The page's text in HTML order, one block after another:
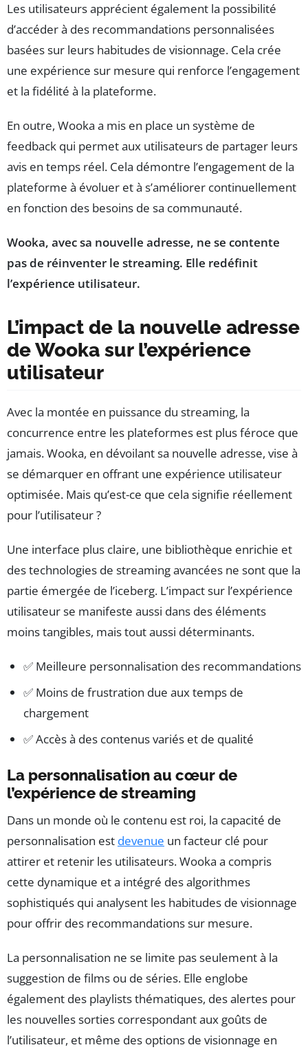
Les utilisateurs apprécient également la possibilité
d’accéder à des recommandations personnalisées
basées sur leurs habitudes de visionnage. Cela crée
une expérience sur mesure qui renforce l’engagement
et la fidélité à la plateforme.
En outre, Wooka a mis en place un système de
feedback qui permet aux utilisateurs de partager leurs
avis en temps réel. Cela démontre l’engagement de la
plateforme à évoluer et à s’améliorer continuellement
en fonction des besoins de sa communauté.
Wooka, avec sa nouvelle adresse, ne se contente
pas de réinventer le streaming. Elle redéfinit
l’expérience utilisateur.
L’impact de la nouvelle adresse
de Wooka sur l’expérience
utilisateur
Avec la montée en puissance du streaming, la
concurrence entre les plateformes est plus féroce que
jamais. Wooka, en dévoilant sa nouvelle adresse, vise à
se démarquer en offrant une expérience utilisateur
optimisée. Mais qu’est-ce que cela signifie réellement
pour l’utilisateur ?
Une interface plus claire, une bibliothèque enrichie et
des technologies de streaming avancées ne sont que la
partie émergée de l’iceberg. L’impact sur l’expérience
utilisateur se manifeste aussi dans des éléments
moins tangibles, mais tout aussi déterminants.
✅ Meilleure personnalisation des recommandations
✅ Moins de frustration due aux temps de
chargement
✅ Accès à des contenus variés et de qualité
La personnalisation au cœur de
l’expérience de streaming
Dans un monde où le contenu est roi, la capacité de
personnalisation est devenue un facteur clé pour
attirer et retenir les utilisateurs. Wooka a compris
cette dynamique et a intégré des algorithmes
sophistiqués qui analysent les habitudes de visionnage
pour offrir des recommandations sur mesure.
La personnalisation ne se limite pas seulement à la
suggestion de films ou de séries. Elle englobe
également des playlists thématiques, des alertes pour
les nouvelles sorties correspondant aux goûts de
l’utilisateur, et même des options de visionnage en